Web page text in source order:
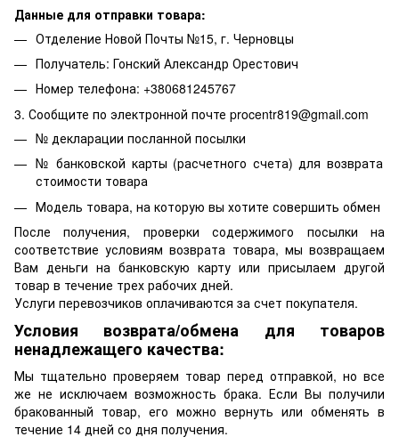
Данные для отправки товара:
Отделение Новой Почты №15, г. Черновцы
Получатель: Гонский Александр Орестович
Номер телефона: +380681245767
3. Сообщите по электронной почте procentr819@gmail.com
№ декларации посланной посылки
№ банковской карты (расчетного счета) для возврата
стоимости товара
Модель товара, на которую вы хотите совершить обмен
После получения, проверки содержимого посылки на
соответствие условиям возврата товара, мы возвращаем
Вам деньги на банковскую карту или присылаем другой
товар в течение трех рабочих дней.
Услуги перевозчиков оплачиваются за счет покупателя.
Условия возврата/обмена для товаров
ненадлежащего качества:
Мы тщательно проверяем товар перед отправкой, но все
же не исключаем возможность брака. Если Вы получили
бракованный товар, его можно вернуть или обменять в
течение 14 дней со дня получения.